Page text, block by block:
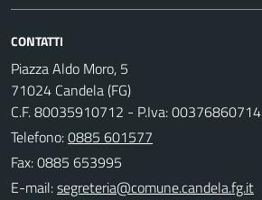
CONTATTI
Piazza Aldo Moro, 5
71024 Candela (FG)
C.F. 80035910712 - P.Iva: 00376860714
Telefono:0885 601577
Fax: 0885 653995
E-mail: